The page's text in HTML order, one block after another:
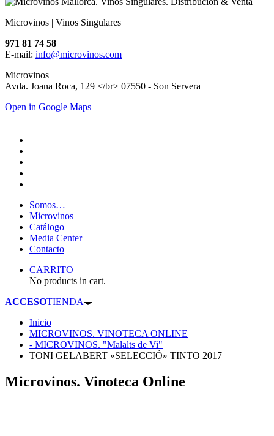
Microvinos | Vinos Singulares
971 81 74 58
E-mail: info@microvinos.com
Microvinos
Avda. Joana Roca, 129 </br> 07550 - Son Servera
Open in Google Maps
Somos…
Microvinos
Catálogo
Media Center
Contacto
CARRITO
No products in cart.
ACCESOTIENDA
Inicio
MICROVINOS. VINOTECA ONLINE
- MICROVINOS. "Malalts de Vi"
TONI GELABERT «SELECCIÓ» TINTO 2017
Microvinos. Vinoteca Online